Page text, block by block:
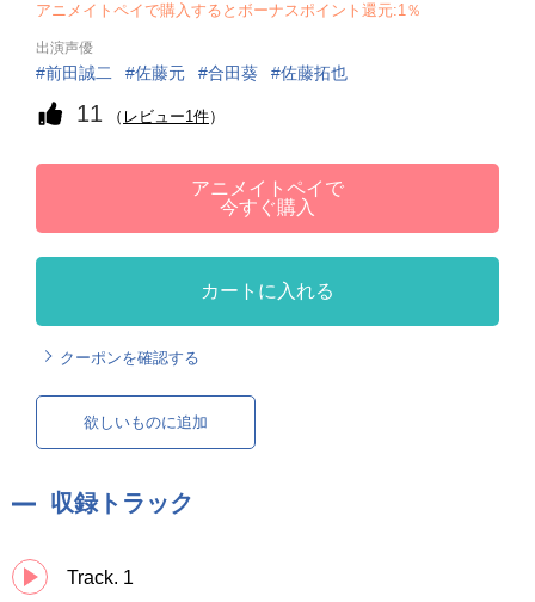
アニメイトペイで購入するとボーナスポイント還元:1％
出演声優
前田誠二 佐藤元 合田葵 佐藤拓也
11 （ レビュー1件）
アニメイトペイで
今すぐ購入
カートに入れる
クーポンを確認する
欲しいものに追加
収録トラック
Track. 1